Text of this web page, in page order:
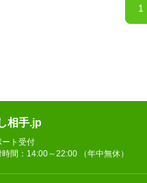
1
相手.jp
ート受付
間：14:00～22:00 （年中無休）